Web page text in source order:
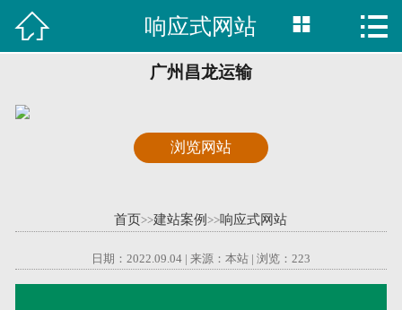
 首页
行业资讯
关于我们
 响应式网站  
广州昌龙运输
浏览网站
首页>>建站案例>>响应式网站
日期：2022.09.04 | 来源：本站 | 浏览： 223